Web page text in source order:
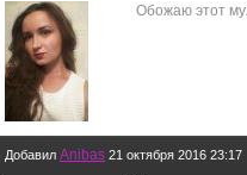
Обожаю этот
Добавил Anibas 21 октября 2016 23:17